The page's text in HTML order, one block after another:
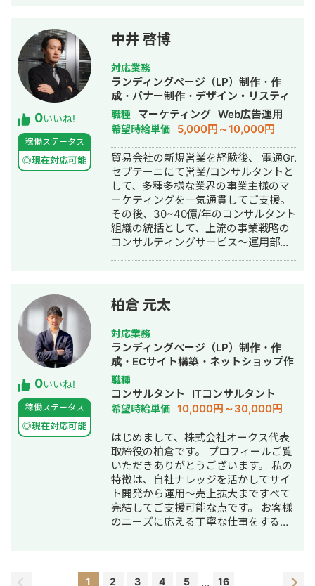
媒体 ・リスティング検索広告(Google
／Yahoo!／Microsoft) ・ディスプレイ
広告(Google／Yahoo!) ・YouTube広告
・その他Google広告メニュー(PMAX・
デマンド・ショッピング) ・Meta広告
(Facebook & Instagram) ・LINE広告
・X(旧Twitter)広告 ・Tiktok広告 ・
SmartNews広告 ■これまで携わった
案件のジャンル ・不動産(賃貸、ハウス
メーカー、投資) ・美容クリニック ・
SaaS(人材、業務管理) ・フランチャイ
ズ加盟開発 ・化粧品 ・店舗（フィット
ネス・ピラティス） ・自社求人 ・スク
ール/研修(AI関連、SNS、資格講座) ・
金融 etc... ■ご依頼可能な目的別事例
・クリエイティブ制作 ・運用改善の壁
打ち ・初期設定の代行やレクチャー ・
CPAの悪化要因や改善策を理解したい
・代理店に依頼しているが、セカンド
オピニオンとして利用したい ・広告運
用をマルっと依頼したい ＝＝=(過去の
運用実績)＝＝＝ 下記はメイン案件の実
績。 ・ネット証券 月額3億
CPA10,000 ┗サブ運用者として既存案
件の運用業務をサポート ┗予算管理、
入札調整、運用改善、広告文作成、定
例資料作成、入稿業務 ┗リスティング
広告(G,Y,MS)を運用 ・生成AIスクール
月額3000万 広告CPA¥10,000 ROI
140% ┗新規案件(代理店二次受け)とし
て、フロント・運用業務・クリエイテ
ィブ制作を行う。 Meta広告、
Google(検索・ディスプレイ)、
Yahoo(検索・ディスプレイ)、
Microsort(検索)、Tiktok広告にて
参加から入会までのROIの改善も支援
す。 広告・SEO・SNSで新規流入を獲
得 → LP・導線設計でLINEに誘導 → 教
育 → CV この全体フローの設計・実行
が強みです。 ▼対応ツール・領域 GA4
/ GTM / Looker Studio / Lステップ・L
Message（エルメ）/ LP制作 / バナ
ー・動画制作 / SEO / SNS運用 ▼対応
可能な広告媒体 Google広告（検索・デ
ィスプレイ・P-MAX・YouTube）/
Yahoo!広告 / Meta広告（Facebook・
Instagram）/ LINE広告 / TikTok広告 /
X広告 / SmartNews広告 / Outbrain /
Taboola ▼代表的な実績 ・Meta広告で
ROI維持のまま月予算200万→1,200万
円まで拡大（オンラインアシスタント
事業） ・LINE友だち約9,700人獲得、
テイクアウト売上前年比121%達成（飲
クール / BtoB ▼サービス内容 ①LINE
公式アカウント構築・運用（初期15万
円〜 / 月額5万円〜） ②広告運用代行
（固定5万円 / 手数料20％）
0いいね!
稼働ステータス
◎現在対応可能
中井 啓博
対応業務
ランディングページ（LP）制作・作
成・バナー制作・デザイン・リスティ
ング広告運用代行・営業代行・採用代
行
職種 マーケティング Web広告運用
希望時給単価 5,000円～10,000円
貿易会社の新規営業を経験後、 電通Gr.
セプテーニにて営業/コンサルタントと
して、多種多様な業界の事業主様のマ
ーケティングを一気通貫してご支援。
その後、30~40億/年のコンサルタント
組織の統括として、上流の事業戦略の
コンサルティングサービス～運用部隊
様のスケールハックにて圧倒的成果を
創出。 弊社は、 ・大手代理店や事業側
のマーケ責任者出身の少数精鋭集団 ・
戦略伴走型の業界トップクラスの広告
運用力 ・事業主様と成長する報酬形態
モデル の伴走型の広告代理店となりま
す。 事業主様と成長することをモット
ーとする広告代理店です。 徹底的に売
上拡大に拘るスタンスで、マーケティ
ングを成功に導きます。 アカウントサ
ーベイやご相談から無料で承わらせて
いただいておりますので、マーケティ
ング周りでお困りの方はお気軽にお申
し付けください。
0いいね!
稼働ステータス
◎現在対応可能
柏倉 元太
対応業務
ランディングページ（LP）制作・作
成・ECサイト構築・ネットショップ作
成代行・SEO対策・記事作成代行・ラ
イティング・ホームページ制作・作
成・リスティング広告運用代行・オウ
ンドメディア制作・構築・運用代行
職種
コンサルタント ITコンサルタント
希望時給単価 10,000円～30,000円
はじめまして、株式会社オークス代表
取締役の柏倉です。 プロフィールご覧
いただきありがとうございます。 私の
特徴は、自社ナレッジを活かしてサイ
ト開発から運用〜売上拡大まですべて
完結してご支援可能な点です。 お客様
のニーズに応える丁寧な仕事をするこ
年8月：アウモ株式会社でライターとし
1 2 3 4 5 ... 16